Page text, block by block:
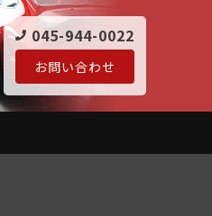
045-944-0022
お問い合わせ